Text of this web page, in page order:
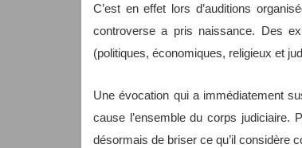
C’est en effet lors d’auditions
controverse a pris naissance. Des
(politiques, économiques, religieux et
Une évocation qui a immédiatement
cause l’ensemble du corps judiciaire.
désormais de briser ce qu’il considère